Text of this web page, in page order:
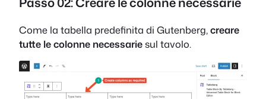
Come la tabella predefinita di Gutenberg,creare
tutte le colonne necessariesul tavolo.